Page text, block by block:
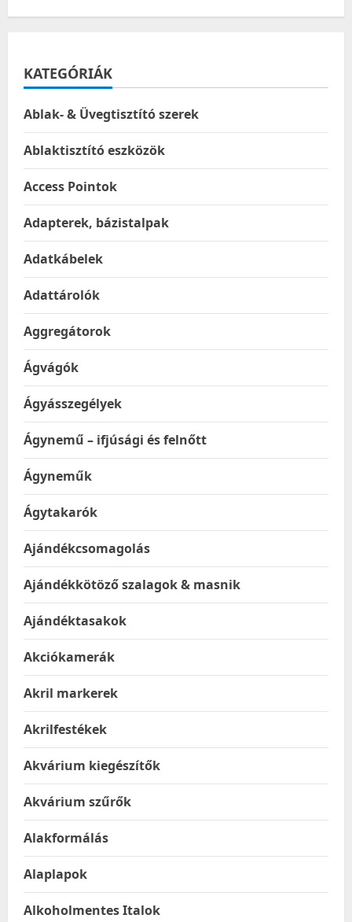
hasizom
piros
KATEGÓRIÁK
Ablak- & Üvegtisztító szerek
Ablaktisztító eszközök
Access Pointok
Adapterek, bázistalpak
Adatkábelek
Adattárolók
Aggregátorok
Ágvágók
Ágyásszegélyek
Ágynemű – ifjúsági és felnőtt
Ágyneműk
Ágytakarók
Ajándékcsomagolás
Ajándékkötöző szalagok & masnik
Ajándéktasakok
Akciókamerák
Akril markerek
Akrilfestékek
Akvárium kiegészítők
Akvárium szűrők
Alakformálás
Alaplapok
Alkoholmentes Italok